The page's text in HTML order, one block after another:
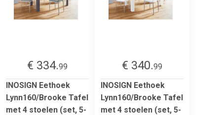
€ 334.99
INOSIGN Eethoek
Lynn160/Brooke Tafel
met 4 stoelen (set, 5-
€ 340.99
INOSIGN Eethoek
Lynn160/Brooke Tafel
met 4 stoelen (set, 5-